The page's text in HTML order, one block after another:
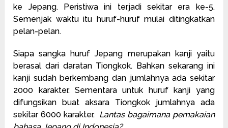
ke Jepang. Peristiwa ini terjadi sekitar era ke-5.
Semenjak waktu itu huruf-huruf mulai ditingkatkan
pelan-pelan.
Siapa sangka huruf Jepang merupakan kanji yaitu
berasal dari daratan Tiongkok. Bahkan sekarang ini
kanji sudah berkembang dan jumlahnya ada sekitar
2000 karakter. Sementara untuk huruf kanji yang
difungsikan buat aksara Tiongkok jumlahnya ada
sekitar 6000 karakter. Lantas bagaimana pemakaian